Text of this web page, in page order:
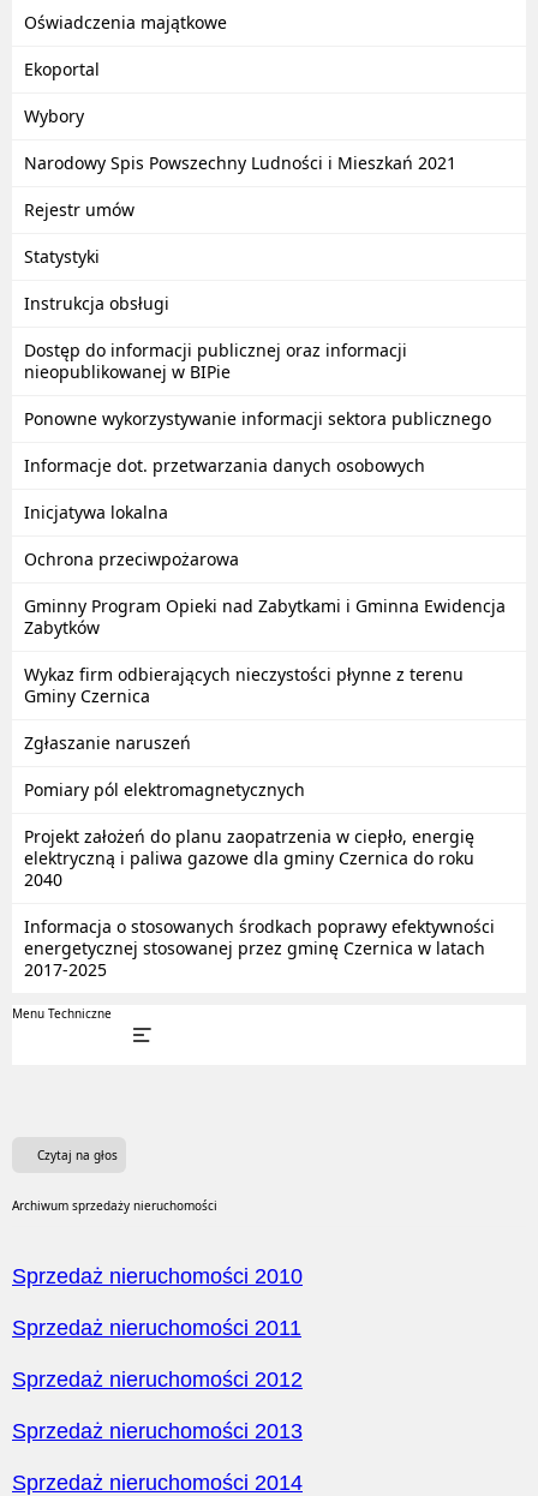
Oświadczenia majątkowe
Ekoportal
Wybory
Narodowy Spis Powszechny Ludności i Mieszkań 2021
Rejestr umów
Statystyki
Instrukcja obsługi
Dostęp do informacji publicznej oraz informacji
nieopublikowanej w BIPie
Ponowne wykorzystywanie informacji sektora publicznego
Informacje dot. przetwarzania danych osobowych
Inicjatywa lokalna
Ochrona przeciwpożarowa
Gminny Program Opieki nad Zabytkami i Gminna Ewidencja
Zabytków
Wykaz firm odbierających nieczystości płynne z terenu
Gminy Czernica
Zgłaszanie naruszeń
Pomiary pól elektromagnetycznych
Projekt założeń do planu zaopatrzenia w ciepło, energię
elektryczną i paliwa gazowe dla gminy Czernica do roku
2040
Informacja o stosowanych środkach poprawy efektywności
energetycznej stosowanej przez gminę Czernica w latach
2017-2025
Menu Techniczne
Czytaj na głos
Archiwum sprzedaży nieruchomości
Sprzedaż nieruchomości 2010
Sprzedaż nieruchomości 2011
Sprzedaż nieruchomości 2012
Sprzedaż nieruchomości 2013
Sprzedaż nieruchomości 2014